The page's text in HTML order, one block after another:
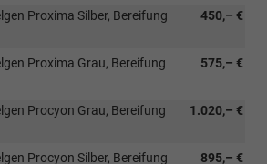
450,– €
Proxima Silber, Bereifung
575,– €
Proxima Grau, Bereifung
1.020,– €
Procyon Grau, Bereifung
895,– €
Procyon Silber, Bereifung